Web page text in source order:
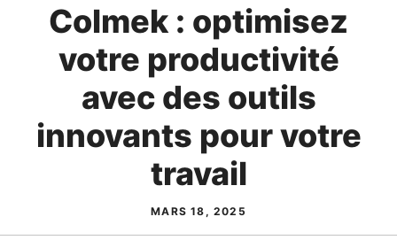
Colmek : optimisez
votre productivité
avec des outils
innovants pour votre
travail
MARS 18, 2025